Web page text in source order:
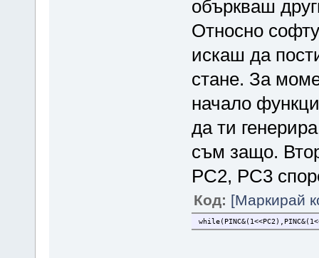
PORTD|=_BV(PD3);
PORTD|=_BV(PD0);
}
объркваш
Относно
искаш да
стане. За
начало
да ти
съм защо.
PC2, PC3
Код: [Маркирай